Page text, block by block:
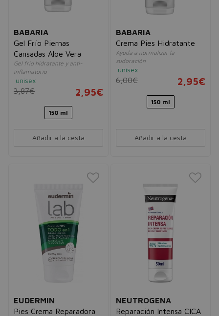
BABARIA
Gel Frío Piernas
Cansadas Aloe Vera
Gel frio hidratante y anti-
inflamatorio
unisex
3,87€ 2,95€
150 ml
Añadir a la cesta
BABARIA
Crema Pies Hidratante
Ayuda a normalizar la
sudoración
unisex
6,00€ 2,95€
150 ml
Añadir a la cesta
EUDERMIN
Pies Crema Reparadora
NEUTROGENA
Reparación Intensa CICA